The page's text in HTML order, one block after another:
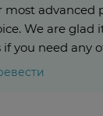
most
We are
you need any